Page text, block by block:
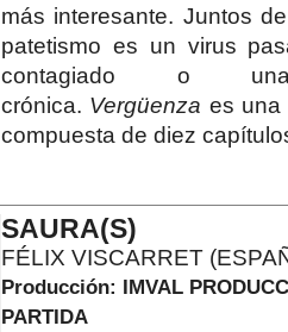
más interesante. Juntos
patetismo es un virus
contagiado o una
crónica. Vergüenza es una
compuesta de diez
SAURA(S)
FÉLIX VISCARRET
Producción: IMVAL
PARTIDA